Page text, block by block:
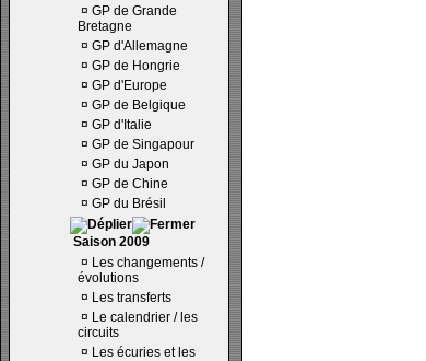
¤ GP de Grande
Bretagne
¤ GP d'Allemagne
¤ GP de Hongrie
¤ GP d'Europe
¤ GP de Belgique
¤ GP d'Italie
¤ GP de Singapour
¤ GP du Japon
¤ GP de Chine
¤ GP du Brésil
Saison 2009
¤ Les changements /
évolutions
¤ Les transferts
¤ Le calendrier / les
circuits
¤ Les écuries et les